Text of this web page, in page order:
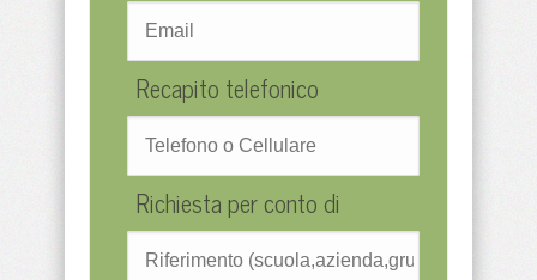
Recapito telefonico
Richiesta per conto di